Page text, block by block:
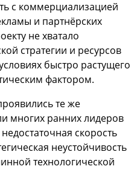
с коммерциализацией
и партнёрских
не хватало
стратегии и ресурсов
быстро растущего
фактором.
те же
многих ранних лидеров
скорость
неустойчивость
технологической